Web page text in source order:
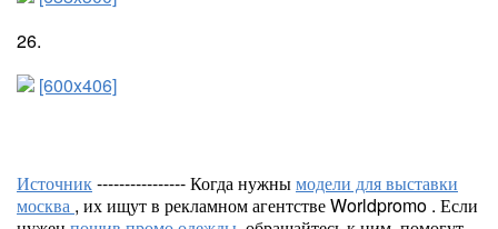
26.
[600x406]
Источник---------------- Когда нужнымодели для выставки
москва , их ищут в рекламном агентстве Worldpromo . Если